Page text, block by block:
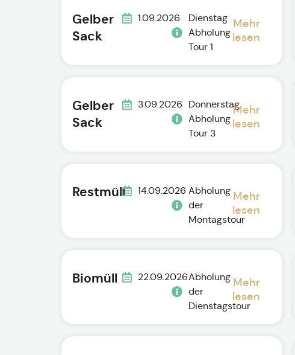
Gelber
Sack
1.09.2026
Dienstag
Abholung
Tour 1
Mehr
lesen
Gelber
Sack
3.09.2026
Donnerstag
Abholung
Tour 3
Mehr
lesen
Restmüll 14.09.2026 Abholung
der
Montagstour
Mehr
lesen
Biomüll 22.09.2026Abholung
der
Dienstagstour
Mehr
lesen